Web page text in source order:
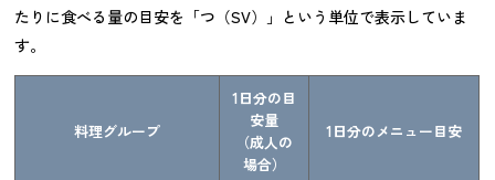
たりに食べる量の目安を「つ（SV）」という単位で表示していま
す。
料理グループ
1日分の目
安量
（成人の
場合）
1日分のメニュー目安